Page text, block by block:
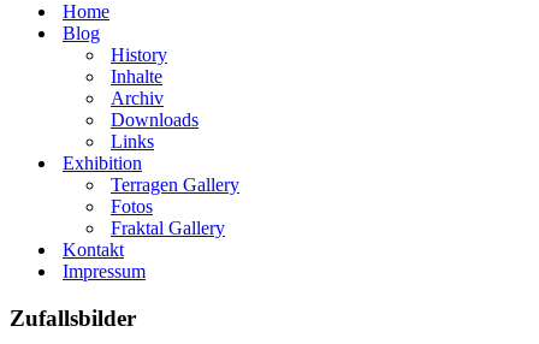
Home
Blog
History
Inhalte
Archiv
Downloads
Links
Exhibition
Terragen Gallery
Fotos
Fraktal Gallery
Kontakt
Impressum
Zufallsbilder